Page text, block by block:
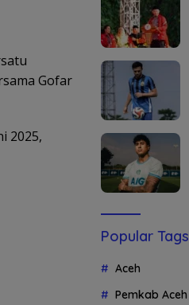
Gofar
2025,
Popular Tags
Aceh
Pemkab